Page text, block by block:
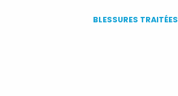
BLESSURES TRAITÉES